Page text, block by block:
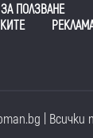
ПОЛЗВАНЕ
| Всички